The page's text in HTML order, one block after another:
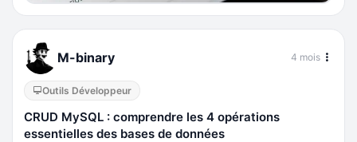
M-binary 4 mois
Outils Développeur
CRUD MySQL : comprendre les 4 opérations
essentielles des bases de données